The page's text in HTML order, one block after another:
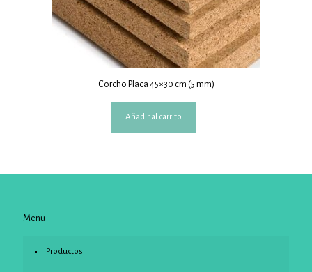
Corcho Placa 45×30 cm (5 mm)
Añadir al carrito
Menu
Productos